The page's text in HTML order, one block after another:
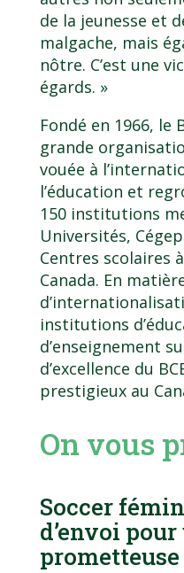
de la jeunesse et
malgache, mais
nôtre. C’est une
égards. »
Fondé en 1966, le
grande
vouée à
l’éducation et
150 institutions
Universités,
Centres scolaires
Canada. En
institutions
d’enseignement
d’excellence du
prestigieux au
On vous
Soccer
d’envoi
prometteuse